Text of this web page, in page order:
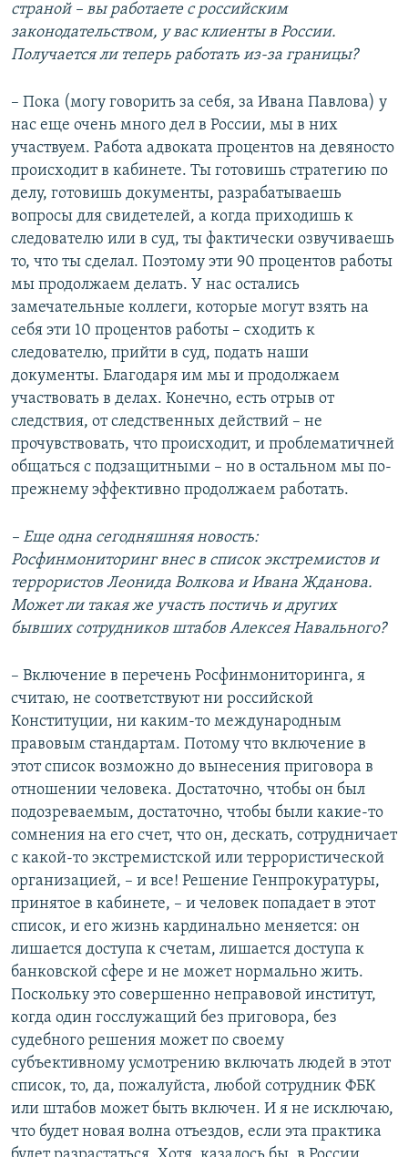
страной – вы работаете с российским
законодательством, у вас клиенты в России.
Получается ли теперь работать из-за границы?
– Пока (могу говорить за себя, за Ивана Павлова) у
нас еще очень много дел в России, мы в них
участвуем. Работа адвоката процентов на девяносто
происходит в кабинете. Ты готовишь стратегию по
делу, готовишь документы, разрабатываешь
вопросы для свидетелей, а когда приходишь к
следователю или в суд, ты фактически озвучиваешь
то, что ты сделал. Поэтому эти 90 процентов работы
мы продолжаем делать. У нас остались
замечательные коллеги, которые могут взять на
себя эти 10 процентов работы – сходить к
следователю, прийти в суд, подать наши
документы. Благодаря им мы и продолжаем
участвовать в делах. Конечно, есть отрыв от
следствия, от следственных действий – не
прочувствовать, что происходит, и проблематичней
общаться с подзащитными – но в остальном мы по-
прежнему эффективно продолжаем работать.
– Еще одна сегодняшняя новость:
Росфинмониторинг внес в список экстремистов и
террористов Леонида Волкова и Ивана Жданова.
Может ли такая же участь постичь и других
бывших сотрудников штабов Алексея Навального?
– Включение в перечень Росфинмониторинга, я
считаю, не соответствуют ни российской
Конституции, ни каким-то международным
правовым стандартам. Потому что включение в
этот список возможно до вынесения приговора в
отношении человека. Достаточно, чтобы он был
подозреваемым, достаточно, чтобы были какие-то
сомнения на его счет, что он, дескать, сотрудничает
с какой-то экстремистской или террористической
организацией, – и все! Решение Генпрокуратуры,
принятое в кабинете, – и человек попадает в этот
список, и его жизнь кардинально меняется: он
лишается доступа к счетам, лишается доступа к
банковской сфере и не может нормально жить.
Поскольку это совершенно неправовой институт,
когда один госслужащий без приговора, без
судебного решения может по своему
субъективному усмотрению включать людей в этот
список, то, да, пожалуйста, любой сотрудник ФБК
или штабов может быть включен. И я не исключаю,
что будет новая волна отъездов, если эта практика